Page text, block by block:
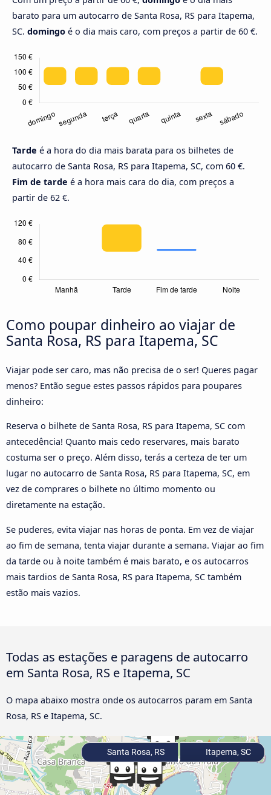
barato para um autocarro de Santa Rosa, RS para Itapema,
SC. domingo é o dia mais caro, com preços a partir de 60 €.
Tarde é a hora do dia mais barata para os bilhetes de
autocarro de Santa Rosa, RS para Itapema, SC, com 60 €.
Fim de tarde é a hora mais cara do dia, com preços a
partir de 62 €.
Como poupar dinheiro ao viajar de
Santa Rosa, RS para Itapema, SC
Viajar pode ser caro, mas não precisa de o ser! Queres pagar
menos? Então segue estes passos rápidos para poupares
dinheiro:
Reserva o bilhete de Santa Rosa, RS para Itapema, SC com
antecedência! Quanto mais cedo reservares, mais barato
costuma ser o preço. Além disso, terás a certeza de ter um
lugar no autocarro de Santa Rosa, RS para Itapema, SC, em
vez de comprares o bilhete no último momento ou
diretamente na estação.
Se puderes, evita viajar nas horas de ponta. Em vez de viajar
ao fim de semana, tenta viajar durante a semana. Viajar ao fim
da tarde ou à noite também é mais barato, e os autocarros
mais tardios de Santa Rosa, RS para Itapema, SC também
estão mais vazios.
Todas as estações e paragens de autocarro
em Santa Rosa, RS e Itapema, SC
O mapa abaixo mostra onde os autocarros param em Santa
Rosa, RS e Itapema, SC.
Santa Rosa, RS Itapema, SC